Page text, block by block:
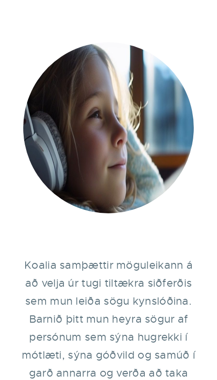
Koalia samþættir möguleikann á
að velja úr tugi tiltækra siðferðis
sem mun leiða sögu kynslóðina.
Barnið þitt mun heyra sögur af
persónum sem sýna hugrekki í
mótlæti, sýna góðvild og samúð í
garð annarra og verða að taka